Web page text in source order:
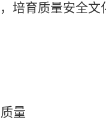
培育质量安全
量